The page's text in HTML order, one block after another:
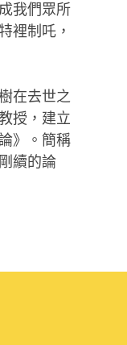
我們眾所
裡制吒，
在去世之
授，建立
》。簡稱
續的論